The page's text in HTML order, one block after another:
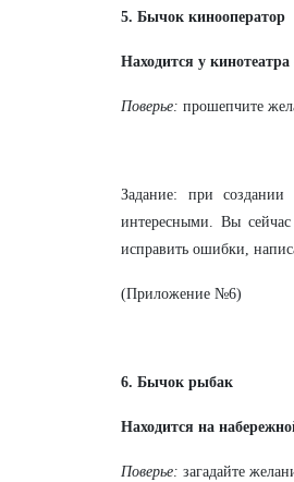
5. Бычок кинооператор
Находится у
Поверье: прошепчите
Задание: при
интересными. Вы сейчас
исправить ошибки,
(Приложение №6)
6. Бычок рыбак
Находится на
Поверье: загадайте